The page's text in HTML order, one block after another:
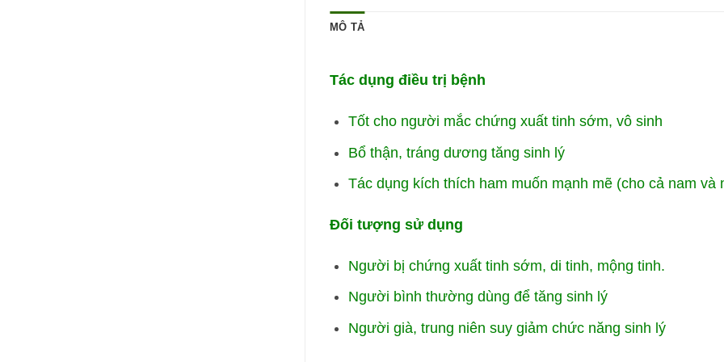
MÔ TẢ
Tác dụng điều trị bệnh
Tốt cho người mắc chứng xuất tinh sớm, vô sinh
Bổ thận, tráng dương tăng sinh lý
Tác dụng kích thích ham muốn mạnh mẽ (cho cả nam và
Đối tượng sử dụng
Người bị chứng xuất tinh sớm, di tinh, mộng tinh.
Người bình thường dùng để tăng sinh lý
Người già, trung niên suy giảm chức năng sinh lý